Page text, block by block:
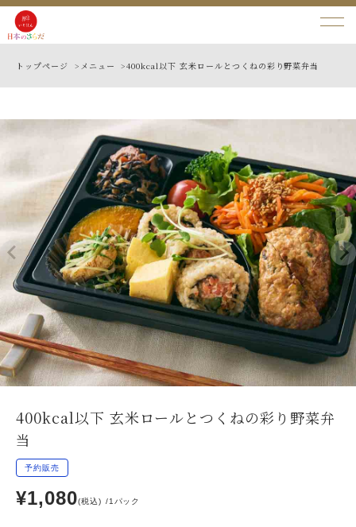
トップページ > メニュー >400kcal以下 玄米ロールとつくねの彩り野菜弁当
400kcal以下 玄米ロールとつくねの彩り野菜弁
当
予約販売
¥1,080(税込) 1パック